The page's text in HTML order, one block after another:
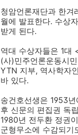
청암언론재단과 한겨
월에 발표한다. 수상
받게 된다.
역대 수상자들은 1대
(사)민주언론운동시
YTN 지부, 역사학자
바 있다.
송건호선생은 1953
후 신문의 편집권 독
1980년 전두환 정권
군형무소에 수감되기